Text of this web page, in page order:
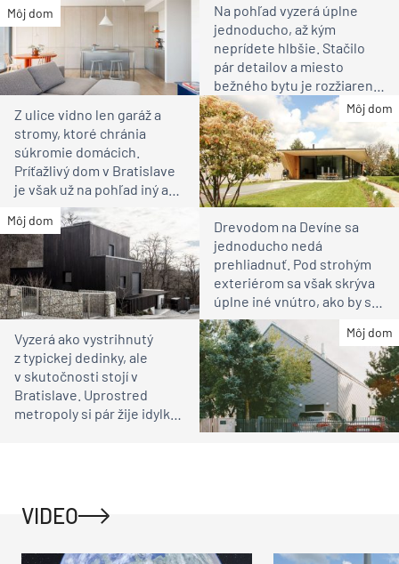
Môj dom
Na pohľad vyzerá úplne
jednoducho, až kým
neprídete hlbšie. Stačilo
pár detailov a miesto
bežného bytu je rozžiarené
bývanie pre rodinu
Môj dom
Z ulice vidno len garáž a
stromy, ktoré chránia
súkromie domácich.
Príťažlivý dom v Bratislave
je však už na pohľad iný ako
susedia
Môj dom
Drevodom na Devíne sa
jednoducho nedá
prehliadnuť. Pod strohým
exteriérom sa však skrýva
úplne iné vnútro, ako by ste
čakali
Môj dom
Vyzerá ako vystrihnutý
z typickej dedinky, ale
v skutočnosti stojí v
Bratislave. Uprostred
metropoly si pár žije idylku
VIDEO